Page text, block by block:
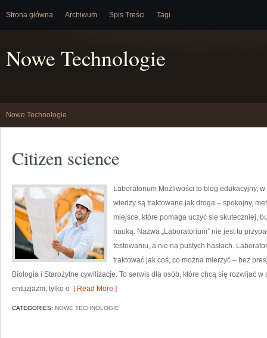
Strona główna Archiwum Spis Treści Tagi
Nowe Technologie
Nowe Technologie
Citizen science
Laboratorium Możliwości to blog edukacyjny,
wiedzy są traktowane jak droga – spokojny,
miejsce, które pomaga uczyć się skuteczniej,
nauką. Nazwa „Laboratorium” nie jest tu
testowaniu, a nie na pustych hasłach.
traktować jak coś, co można mierzyć – bez
Biologia i Starożytne cywilizacje. To serwis dla osób, które chcą się rozwijać
entuzjazm, tylko o [ Read More ]
CATEGORIES: NOWE TECHNOLOGIE